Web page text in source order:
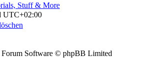
Stuff & More
UTC+02:00
Software © phpBB Limited